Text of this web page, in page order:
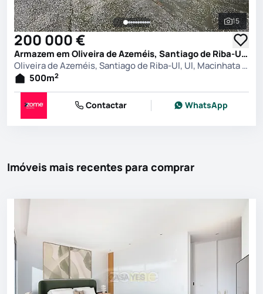
Ver
15
200 000 €
Armazem em Oliveira de Azeméis, Santiago de Riba-Ul, Ul, Macinhata da Seixa e Madail, Oliveira de Azeméis
Oliveira de Azeméis, Santiago de Riba-Ul, Ul, Macinhata da Seixa e Madail, Oliveira de Azeméis
500m2
Contactar WhatsApp
Imóveis mais recentes para comprar